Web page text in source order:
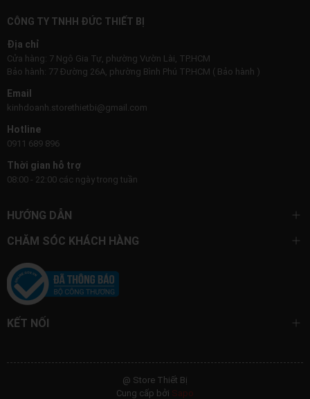
CÔNG TY TNHH ĐỨC THIẾT BỊ
Địa chỉ
Cửa hàng: 7 Ngô Gia Tự, phường Vườn Lài, TP.HCM
Bảo hành: 77 Đường 26A, phường Bình Phú TP.HCM ( Bảo hành )
Email
kinhdoanh.storethietbi@gmail.com
Hotline
0911 689 896
Thời gian hỗ trợ
08:00 - 22:00 các ngày trong tuần
HƯỚNG DẪN
CHĂM SÓC KHÁCH HÀNG
KẾT NỐI
@ Store Thiết Bị
Cung cấp bởi Sapo